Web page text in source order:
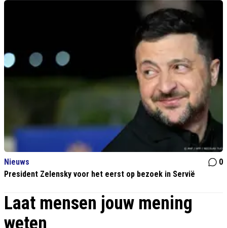
Nieuws
0
President Zelensky voor het eerst op bezoek in Servië
Laat mensen jouw mening
weten